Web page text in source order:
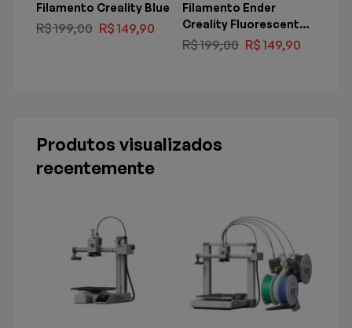
Filamento Creality Blue
R$199,00 R$ 149,90
Filamento Ender
Creality Fluorescent
Green
R$199,00 R$ 149,90
Produtos visualizados
recentemente